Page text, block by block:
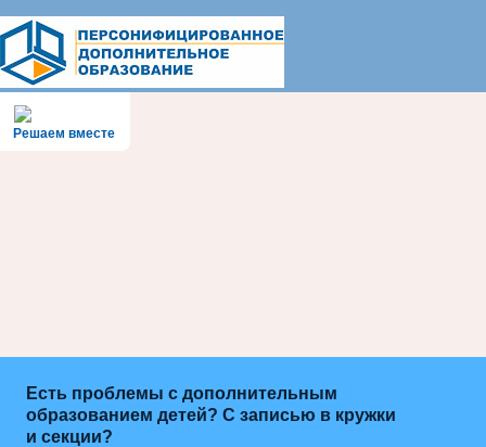
Решаем вместе
Есть проблемы с дополнительным
образованием детей? С записью в кружки
и секции?